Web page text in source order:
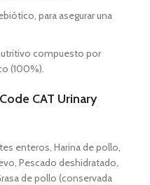
para asegurar una
compuesto por
(100%).
CAT Urinary
enteros, Harina de pollo,
Pescado deshidratado,
de pollo (conservada